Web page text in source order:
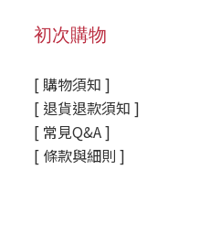
初次購物
[ 購物須知 ]
[ 退貨退款須知 ]
[ 常見Q&A ]
[ 條款與細則 ]